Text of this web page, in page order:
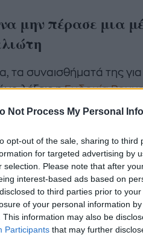
Not Process My Personal
opt-out of the sale, sharing to
for targeted advertising by
selection. Please note that after
interest-based ads based on
to third parties prior to
of your personal information
This information may also be
Participants that may further
μην πέρασε μια
τα συναισθήματά της
λέξεις ηΕυδοκία
της στο
μια μέρα».
ξεκούραστες και
τα βράχια.
Ρουμελιώτη γιόρτασε
από τη Μαρία